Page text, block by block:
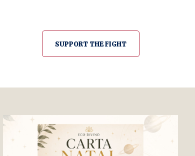
SUPPORT THE FIGHT